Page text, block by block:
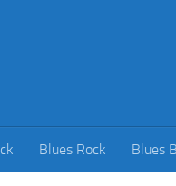
Blues Rock Blues